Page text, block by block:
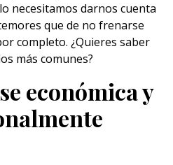
necesitamos darnos cuenta
que de no frenarse
completo. ¿Quieres saber
más comunes?
económica y